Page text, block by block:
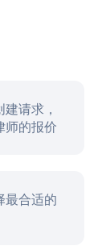
请求，
师的报价
最合适的